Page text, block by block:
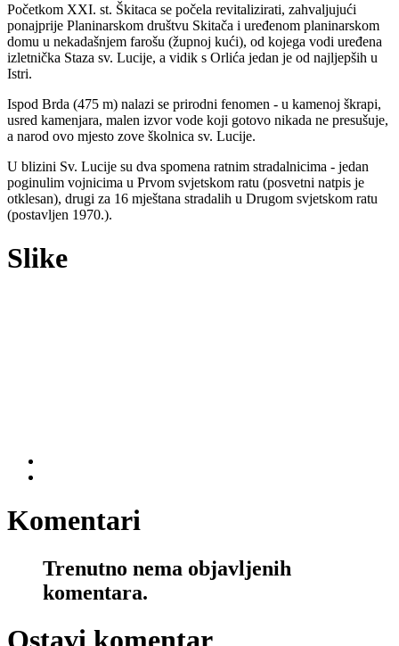
Početkom XXI. st. Škitaca se počela revitalizirati, zahvaljujući
ponajprije Planinarskom društvu Skitača i uređenom planinarskom
domu u nekadašnjem farošu (župnoj kući), od kojega vodi uređena
izletnička Staza sv. Lucije, a vidik s Orlića jedan je od najljepših u
Istri.
Ispod Brda (475 m) nalazi se prirodni fenomen - u kamenoj škrapi,
usred kamenjara, malen izvor vode koji gotovo nikada ne presušuje,
a narod ovo mjesto zove školnica sv. Lucije.
U blizini Sv. Lucije su dva spomena ratnim stradalnicima - jedan
poginulim vojnicima u Prvom svjetskom ratu (posvetni natpis je
otklesan), drugi za 16 mještana stradalih u Drugom svjetskom ratu
(postavljen 1970.).
Slike
Komentari
Trenutno nema objavljenih
komentara.